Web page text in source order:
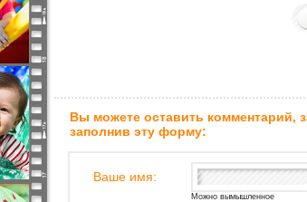
Вы можете оставить комментарий,
заполнив эту форму:
Ваше имя:
Можно вымышленное